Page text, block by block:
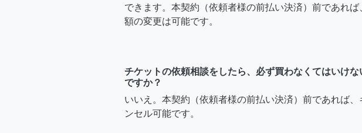
できます。本契約（依頼者様の前払い決済）前であれば
額の変更は可能です。
チケットの依頼相談をしたら、必ず買わなくてはいけな
ですか？
いいえ。本契約（依頼者様の前払い決済）前であれば、
ンセル可能です。